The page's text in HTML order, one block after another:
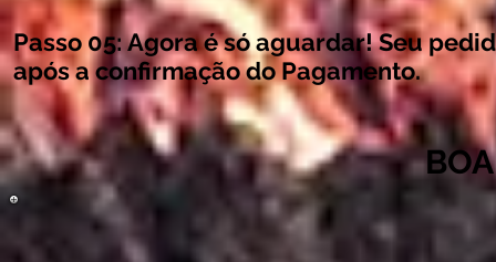
Passo 05:Agora é só aguardar! Seu
após a confirmação do Pagamento.